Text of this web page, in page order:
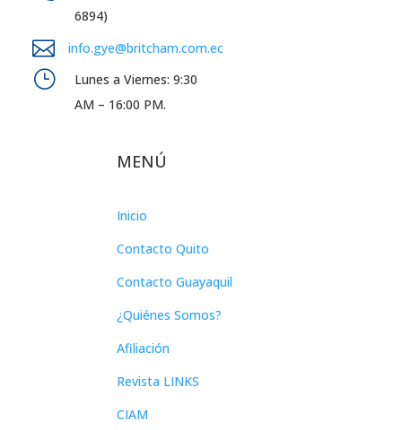
6894)
 info.gye@britcham.com.ec
}
Lunes a Viernes: 9:30
AM – 16:00 PM.
MENÚ
Inicio
Contacto Quito
Contacto Guayaquil
¿Quiénes Somos?
Afiliación
Revista LINKS
CIAM